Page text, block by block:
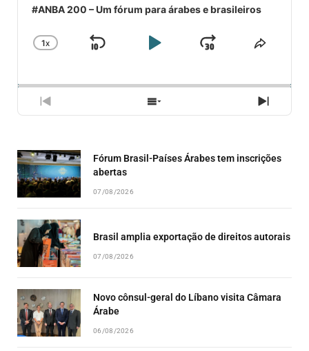
#ANBA 200 – Um fórum para árabes e brasileiros
CHANGE
1X
SKIP
PLAYJUMP
PREVIOUS
SHOW
NEXT
Fórum Brasil-Países Árabes tem inscrições
abertas
07/08/2026
Brasil amplia exportação de direitos autorais
07/08/2026
Novo cônsul-geral do Líbano visita Câmara
Árabe
06/08/2026